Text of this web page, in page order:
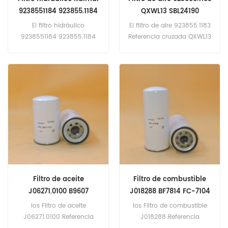
9238551184 923855.1184
PT23573-MPG SH53079
El filtro hidráulico
9238551184 923855.1184
QXWL13 SBL24190
WTB34109 SA12583
El filtro de aire 923855.1183
Referencia cruzada QXWL13
100-45,DCF 70-40,DCF
Filtro de aceite
J06271.0100 B9607
WP1152 21632667
los Filtro de aceite
J06271.0100 Referencia
Filtro de combustible
J018288 BF7814 FC-7104
WDK11102 / 23 20405160
los Filtro de combustible
J018288 Referencia